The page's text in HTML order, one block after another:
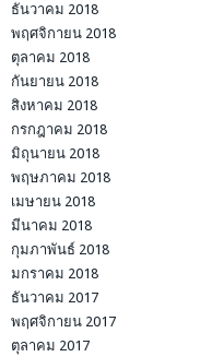
ธันวาคม 2018
พฤศจิกายน 2018
ตุลาคม 2018
กันยายน 2018
สิงหาคม 2018
กรกฎาคม 2018
มิถุนายน 2018
พฤษภาคม 2018
เมษายน 2018
มีนาคม 2018
กุมภาพันธ์ 2018
มกราคม 2018
ธันวาคม 2017
พฤศจิกายน 2017
ตุลาคม 2017